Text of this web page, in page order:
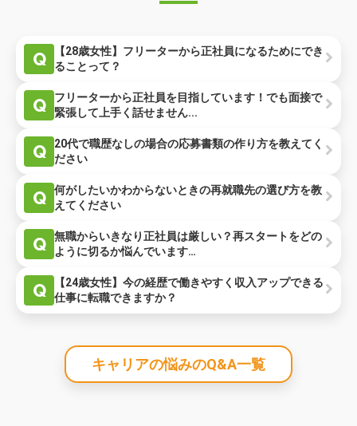
Q
【28歳女性】フリーターから正社員になるためにでき
ることって？
Q
フリーターから正社員を目指しています！でも面接で
緊張して上手く話せません...
Q
20代で職歴なしの場合の応募書類の作り方を教えてく
ださい
Q
何がしたいかわからないときの再就職先の選び方を教
えてください
Q
無職からいきなり正社員は厳しい？再スタートをどの
ように切るか悩んでいます…
Q
【24歳女性】今の経歴で働きやすく収入アップできる
仕事に転職できますか？
キャリアの悩みのQ&A一覧